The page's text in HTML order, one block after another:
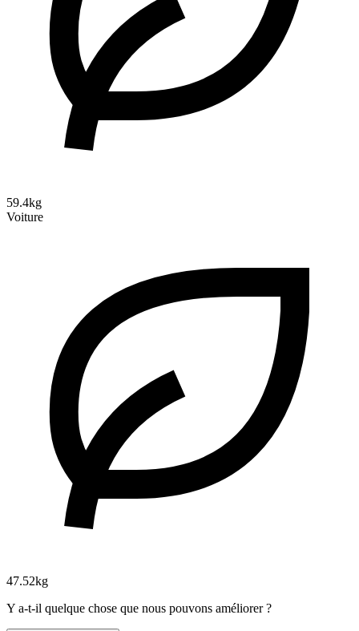
59.4kg
Voiture
47.52kg
Y a-t-il quelque chose que nous pouvons améliorer ?